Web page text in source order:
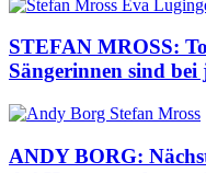
STEFAN MROSS:
Sängerinnen sind
ANDY BORG: